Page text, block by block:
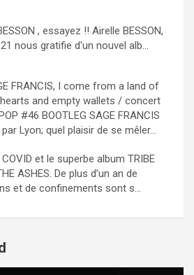
, essayez !! Airelle BESSON,
nous gratifie d'un nouvel alb...
FRANCIS, I come from a land of
and empty wallets / concert
#46 BOOTLEG SAGE FRANCIS
Lyon; quel plaisir de se mêler...
et le superbe album TRIBE
ASHES. De plus d’un an de
et de confinements sont s...